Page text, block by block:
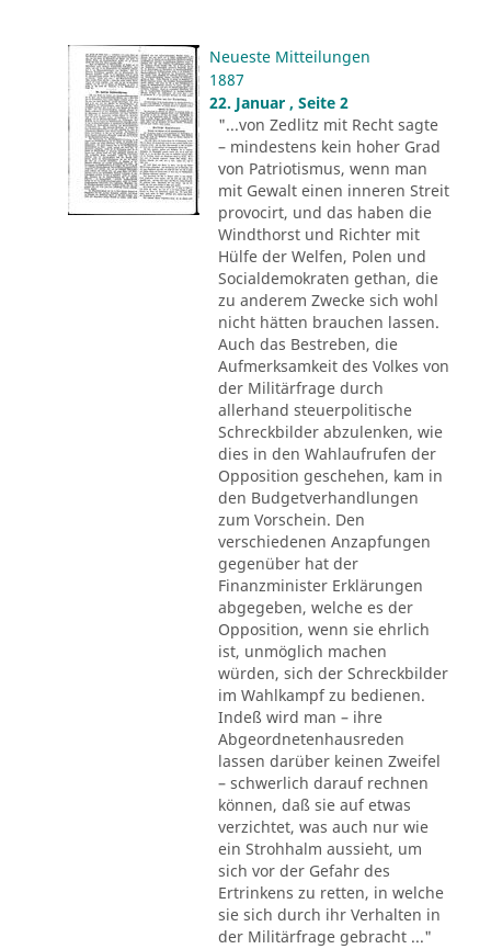
Neueste Mitteilungen
1887
22. Januar , Seite 2
"...von Zedlitz mit Recht sagte
– mindestens kein hoher Grad
von Patriotismus, wenn man
mit Gewalt einen inneren Streit
provocirt, und das haben die
Windthorst und Richter mit
Hülfe der Welfen, Polen und
Socialdemokraten gethan, die
zu anderem Zwecke sich wohl
nicht hätten brauchen lassen.
Auch das Bestreben, die
Aufmerksamkeit des Volkes von
der Militärfrage durch
allerhand steuerpolitische
Schreckbilder abzulenken, wie
dies in den Wahlaufrufen der
Opposition geschehen, kam in
den Budgetverhandlungen
zum Vorschein. Den
verschiedenen Anzapfungen
gegenüber hat der
Finanzminister Erklärungen
abgegeben, welche es der
Opposition, wenn sie ehrlich
ist, unmöglich machen
würden, sich der Schreckbilder
im Wahlkampf zu bedienen.
Indeß wird man – ihre
Abgeordnetenhausreden
lassen darüber keinen Zweifel
– schwerlich darauf rechnen
können, daß sie auf etwas
verzichtet, was auch nur wie
ein Strohhalm aussieht, um
sich vor der Gefahr des
Ertrinkens zu retten, in welche
sie sich durch ihr Verhalten in
der Militärfrage gebracht ..."